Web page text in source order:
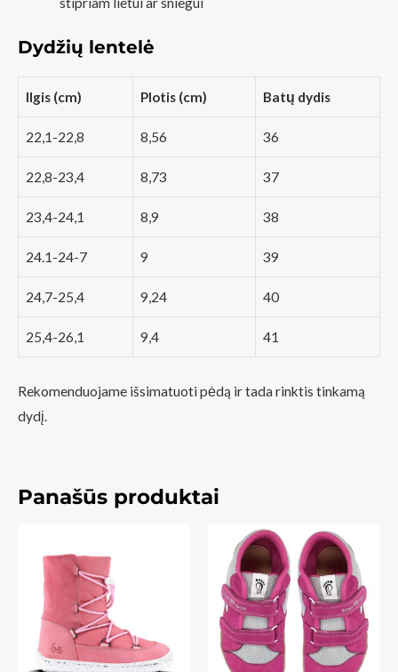
Dydžių lentelė
Ilgis (cm) Plotis (cm) Batų dydis
22,1-22,8 8,56 36
22,8-23,4 8,73 37
23,4-24,1 8,9 38
24.1-24-7 9 39
24,7-25,4 9,24 40
25,4-26,1 9,4 41
Rekomenduojame išsimatuoti pėdą ir tada rinktis tinkamą
dydį.
Panašūs produktai